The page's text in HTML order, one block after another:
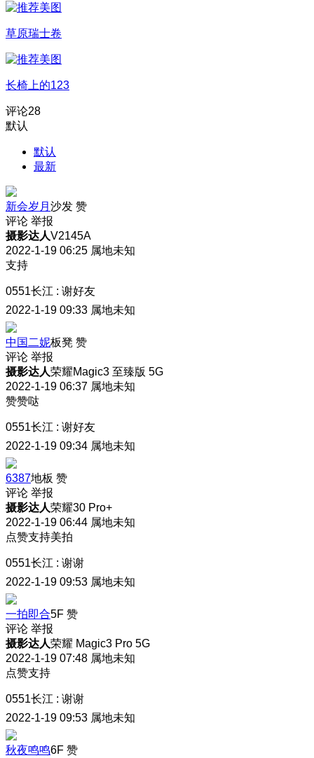
草原瑞士卷
长椅上的123
评论28
默认
默认
最新
新会岁月 沙发 赞
评论 举报
摄影达人V2145A
2022-1-19 06:25 属地未知
支持
0551长江 : 谢好友
2022-1-19 09:33 属地未知
中国二妮板凳 赞
评论 举报
摄影达人荣耀Magic3 至臻版 5G
2022-1-19 06:37 属地未知
赞赞哒
0551长江 : 谢好友
2022-1-19 09:34 属地未知
6387地板 赞
评论 举报
摄影达人荣耀30 Pro+
2022-1-19 06:44 属地未知
点赞支持美拍
0551长江 : 谢谢
2022-1-19 09:53 属地未知
一拍即合5F 赞
评论 举报
摄影达人荣耀 Magic3 Pro 5G
2022-1-19 07:48 属地未知
点赞支持
0551长江 : 谢谢
2022-1-19 09:53 属地未知
秋夜鸣鸣6F 赞